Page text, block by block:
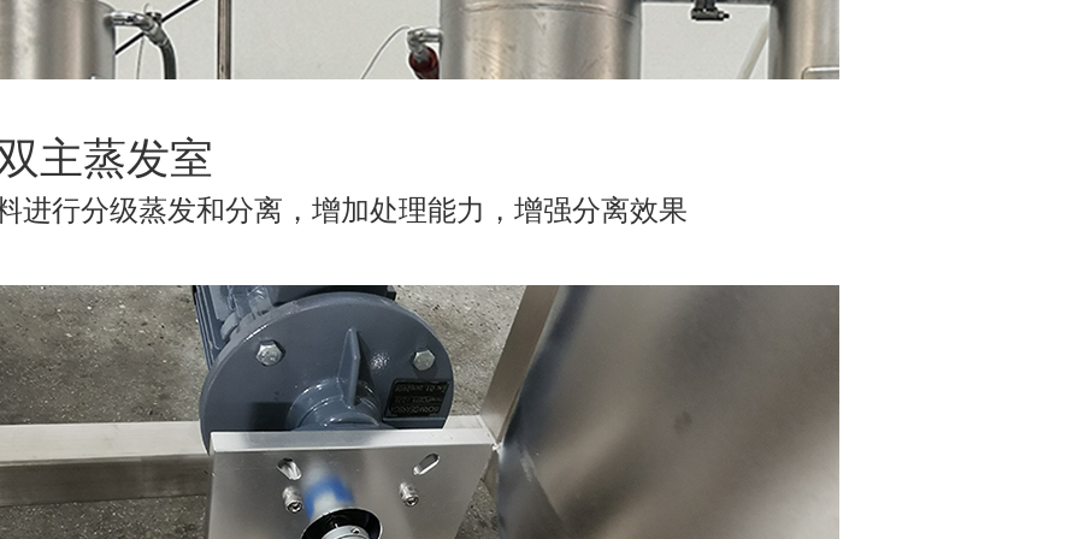
主蒸发室
进行分级蒸发和分离，增加处理能力，增强分离效果